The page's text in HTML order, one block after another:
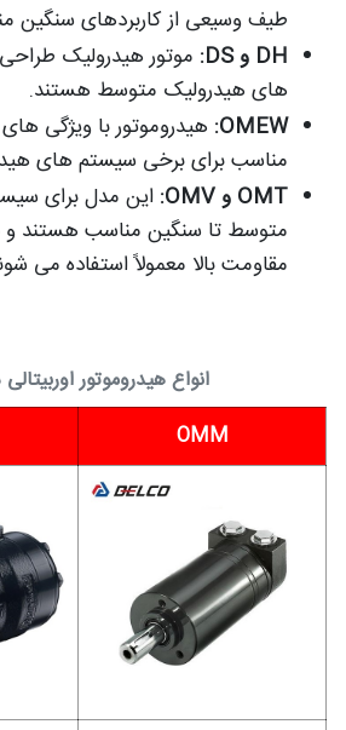
طیف وسیعی از کاربردهای سنگین
DH و DS:
موتور هیدرولیک
های هیدرولیک متوسط هستند.
OMEW: هیدروموتور با ویژگی
مناسب برای برخی سیستم های
OMT و OMV:
این مدل برای
متوسط تا سنگین مناسب هستند و
مقاومت بالا معمولاً استفاده می
انواع هیدروموتور
OMM